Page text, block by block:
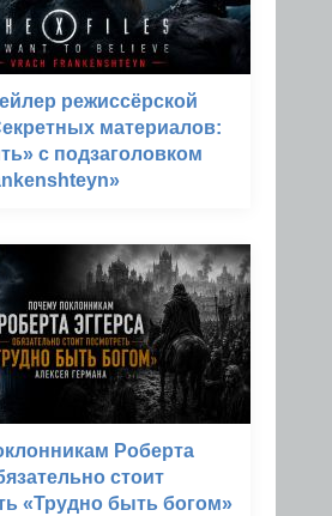
режиссёрской
материалов:
с подзаголовком
Роберта
стоит
«Трудно быть богом»